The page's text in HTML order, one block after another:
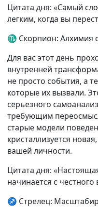
Цитата дня: «Самый
легким, когда вы
♏ Скорпион: Алхимия
Для вас этот день
внутренней
не просто события, а
которые их вызвали.
серьезного
требующим
старые модели
кристаллизуется
вашей личности.
Цитата дня:
начинается с
♐ Стрелец: